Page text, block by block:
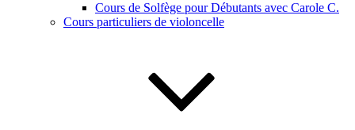
Cours de Solfège pour Débutants avec Carole C.
Cours particuliers de violoncelle